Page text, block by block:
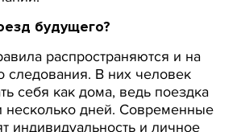
будущего?
распространяются и на
следования. В них человек
себя как дома, ведь поездка
несколько дней. Современные
индивидуальность и личное